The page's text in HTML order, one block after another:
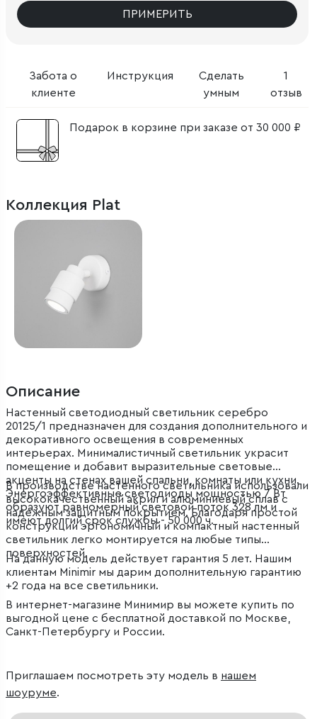
Забота о
клиенте
Инструкция
Сделать
умным
1
отзыв
Подарок в корзине при заказе от 30 000 ₽
ПРИМЕРИТЬ
Коллекция Plat
Описание
Настенный светодиодный светильник серебро
20125/1 предназначен для создания дополнительного и
декоративного освещения в современных
интерьерах. Минималистичный светильник украсит
помещение и добавит выразительные световые
акценты на стенах вашей спальни, комнаты или кухни.
Энергоэффективные светодиоды мощностью 7 Вт
образуют равномерный световой поток 328 лм и
имеют долгий срок службы - 50 000 ч.
В производстве настенного светильника использовали
высококачественный акрил и алюминиевый сплав с
надежным защитным покрытием. Благодаря простой
конструкции эргономичный и компактный настенный
светильник легко монтируется на любые типы
поверхностей.
На данную модель действует гарантия 5 лет. Нашим
клиентам Minimir мы дарим дополнительную гарантию
+2 года на все светильники.
В интернет-магазине Минимир вы можете купить по
выгодной цене с бесплатной доставкой по Москве,
Санкт-Петербургу и России.
Приглашаем посмотреть эту модель в нашем
шоуруме.